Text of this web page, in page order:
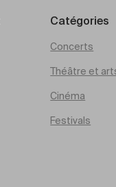
Catégories
Concerts
Théâtre et
Cinéma
Festivals